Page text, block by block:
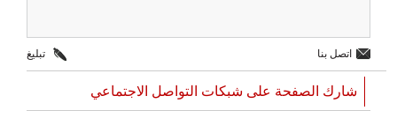
اتصل بنا تبليغ
شارك الصفحة على شبكات التواصل الاجتماعي